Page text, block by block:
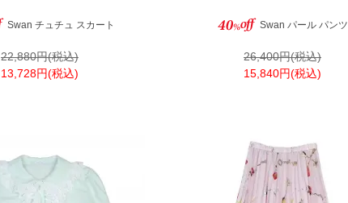
Swan チュチュ スカート
22,880円(税込)
13,728円(税込)
Swan パール パンツ
26,400円(税込)
15,840円(税込)